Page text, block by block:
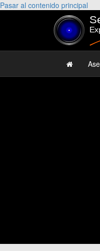
Pasar al contenido principal